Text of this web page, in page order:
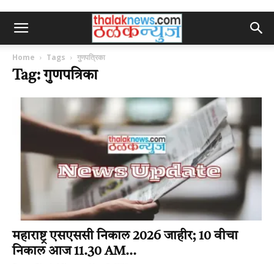
Home Tags गुणपत्रिका
Tag: गुणपत्रिका
महाराष्ट्र एसएससी निकाल 2026 जाहीर; 10 वीचा
निकाल आज 11.30 AM...